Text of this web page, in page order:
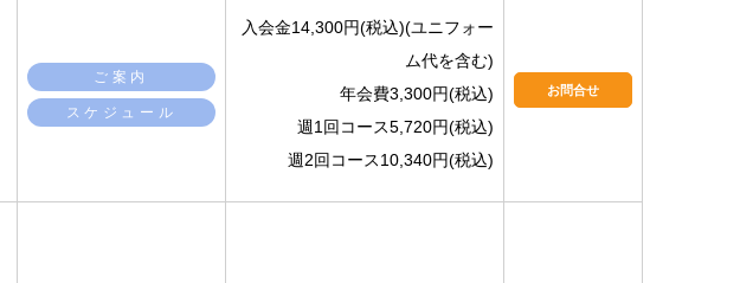
ご案内
スケジュール
入会金14,300円(税込)(ユニフォー
ム代を含む)
年会費3,300円(税込)
週1回コース5,720円(税込)
週2回コース10,340円(税込)
お問合せ